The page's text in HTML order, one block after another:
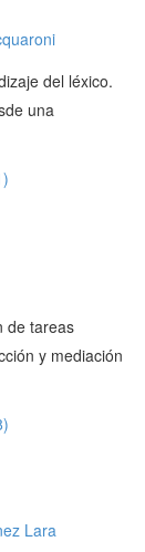
del léxico.
una
de tareas
y mediación
Lara